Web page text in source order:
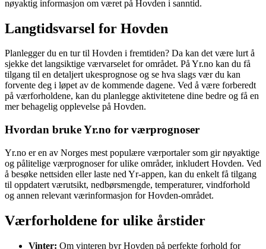
nøyaktig informasjon om været på Hovden i sanntid.
Langtidsvarsel for Hovden
Planlegger du en tur til Hovden i fremtiden? Da kan det være lurt å
sjekke det langsiktige værvarselet for området. På Yr.no kan du få
tilgang til en detaljert ukesprognose og se hva slags vær du kan
forvente deg i løpet av de kommende dagene. Ved å være forberedt
på værforholdene, kan du planlegge aktivitetene dine bedre og få en
mer behagelig opplevelse på Hovden.
Hvordan bruke Yr.no for værprognoser
Yr.no er en av Norges mest populære værportaler som gir nøyaktige
og pålitelige værprognoser for ulike områder, inkludert Hovden. Ved
å besøke nettsiden eller laste ned Yr-appen, kan du enkelt få tilgang
til oppdatert værutsikt, nedbørsmengde, temperaturer, vindforhold
og annen relevant værinformasjon for Hovden-området.
Værforholdene for ulike årstider
Vinter: Om vinteren byr Hovden på perfekte forhold for